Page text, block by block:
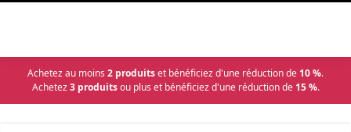
Achetez au moins 2 produitset bénéficiez d'une réduction de 10 %.
Achetez3 produitsou plus et bénéficiez d'une réduction de 15 %.